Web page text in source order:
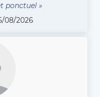
ponctuel »
08/2026